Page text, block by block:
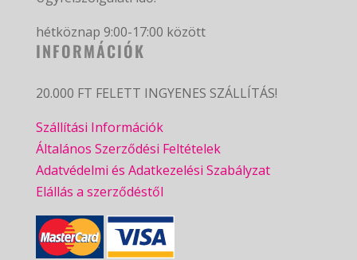
hétköznap 9:00-17:00 között
INFORMÁCIÓK
20.000 FT FELETT INGYENES SZÁLLÍTÁS!
Szállítási Információk
Általános Szerződési Feltételek
Adatvédelmi és Adatkezelési Szabályzat
Elállás a szerződéstől